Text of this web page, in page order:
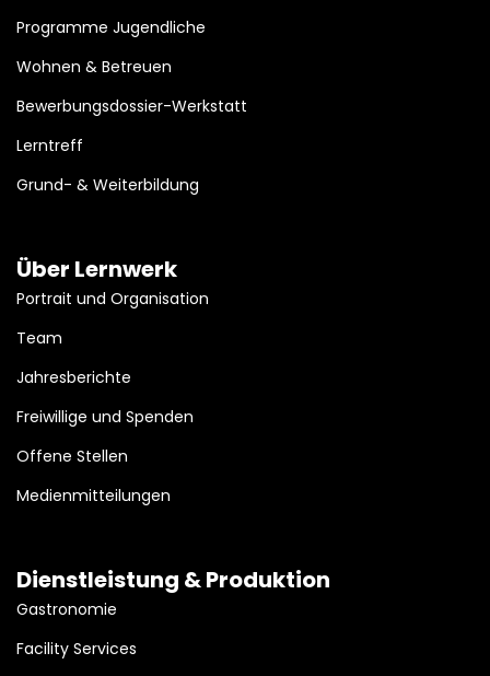
Programme Jugendliche
Wohnen & Betreuen
Bewerbungsdossier-Werkstatt
Lerntreff
Grund- & Weiterbildung
Über Lernwerk
Portrait und Organisation
Team
Jahresberichte
Freiwillige und Spenden
Offene Stellen
Medienmitteilungen
Dienstleistung & Produktion
Gastronomie
Facility Services